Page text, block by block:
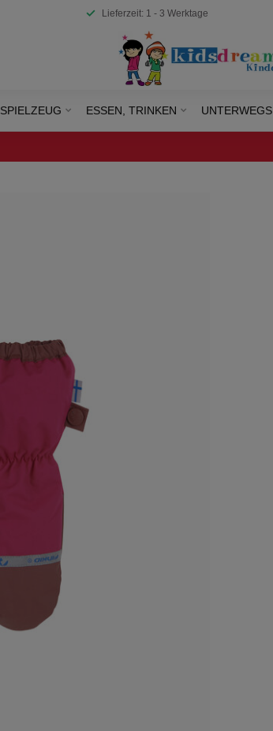
Lieferzeit: 1 - 3 Werktage
SPIELZEUG ESSEN, TRINKEN UNTERWEGS